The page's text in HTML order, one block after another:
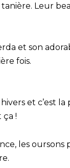
tanière. Leur
et son
fois.
et c’est
!
les